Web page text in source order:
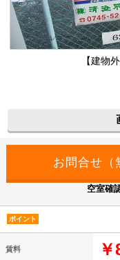
【建物
空室確
ポイント
賃料